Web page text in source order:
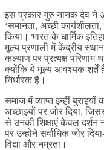
इस प्रकार गुरु नानक देव ने
‘समानता, अच्छी
किया। भारत के धार्मिक
मूल्य प्रणाली में केंद्रीय
कल्याण पर प्रत्यक्ष परिणाम
क्योंकि ये मूल्य आवश्यक शर्तें
निर्धारक हैं।
समाज में व्याप्त इन्हीं
अच्छाइयों पर जोर दिया,
से उनकी शिक्षाएं केवल
पर उन्होंने सर्वाधिक जोर
विद्या और नम्रता।